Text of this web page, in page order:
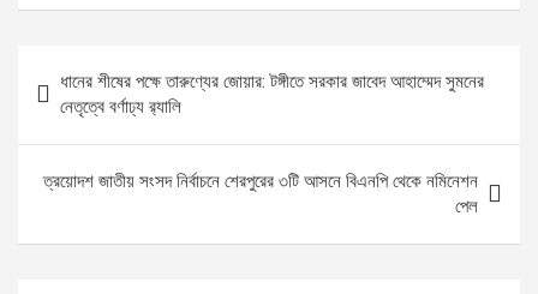
ce
o
o
k
se
g
er
at
A
p
p
ar
navigation
ধানের শীষের পক্ষে তারুণ্যের জোয়ার: টঙ্গীতে সরকার জাবেদ আহাম্মেদ সুমনের
নেতৃত্বে বর্ণাঢ্য র‍্যালি
ত্রয়োদশ জাতীয় সংসদ নির্বাচনে শেরপুরের ৩টি আসনে বিএনপি থেকে নমিনেশন
পেল